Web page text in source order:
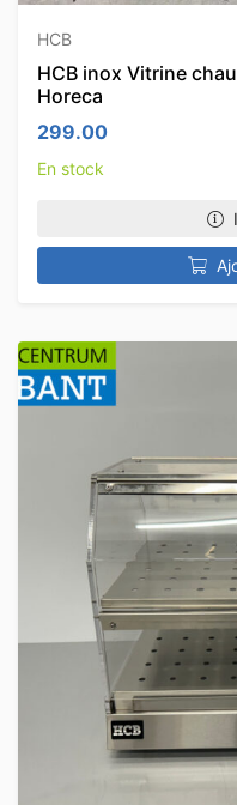
HCB
HCB inox Vitrine
Horeca
299.00
En stock